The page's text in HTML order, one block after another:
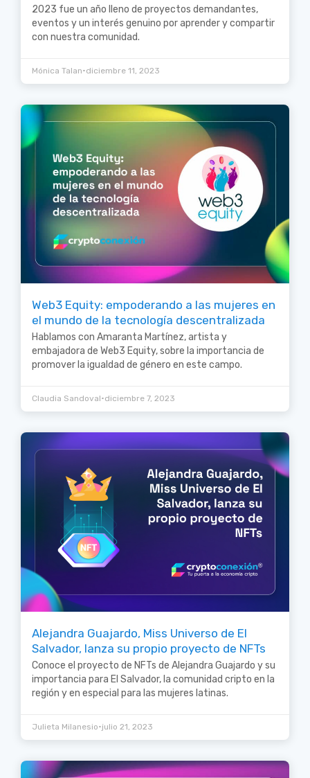
2023 fue un año lleno de proyectos demandantes,
eventos y un interés genuino por aprender y compartir
con nuestra comunidad.
Mónica Talan•diciembre 11, 2023
Web3 Equity: empoderando a las mujeres en
el mundo de la tecnología descentralizada
Hablamos con Amaranta Martínez, artista y
embajadora de Web3 Equity, sobre la importancia de
promover la igualdad de género en este campo.
Claudia Sandoval•diciembre 7, 2023
Alejandra Guajardo, Miss Universo de El
Salvador, lanza su propio proyecto de NFTs
Conoce el proyecto de NFTs de Alejandra Guajardo y su
importancia para El Salvador, la comunidad cripto en la
región y en especial para las mujeres latinas.
Julieta Milanesio•julio 21, 2023